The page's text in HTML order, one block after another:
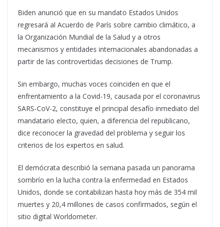
Biden anunció que en su mandato Estados Unidos
regresará al Acuerdo de París sobre cambio climático, a
la Organización Mundial de la Salud y a otros
mecanismos y entidades internacionales abandonadas a
partir de las controvertidas decisiones de Trump.
Sin embargo, muchas voces coinciden en que el
enfrentamiento a la Covid-19, causada por el coronavirus
SARS-CoV-2, constituye el principal desafío inmediato del
mandatario electo, quien, a diferencia del republicano,
dice reconocer la gravedad del problema y seguir los
criterios de los expertos en salud.
El demócrata describió la semana pasada un panorama
sombrío en la lucha contra la enfermedad en Estados
Unidos, donde se contabilizan hasta hoy más de 354 mil
muertes y 20,4 millones de casos confirmados, según el
sitio digital Worldometer.